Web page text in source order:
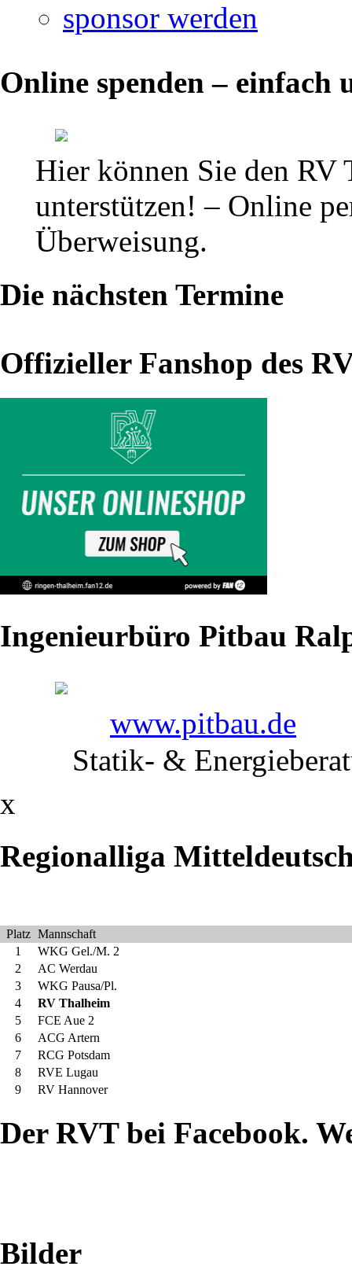
sponsor werden
Online spenden – einfach
Hier können Sie den RV
unterstützen! – Online
Überweisung.
Die nächsten Termine
Offizieller Fanshop des
Ingenieurbüro Pitbau
www.pitbau.de
Statik- &
x
Regionalliga
Platz Mannschaft
1
WKG Gel./M. 2
2
AC Werdau
3
WKG Pausa/Pl.
4
RV Thalheim
5
FCE Aue 2
6
ACG Artern
7
RCG Potsdam
8
RVE Lugau
9
RV Hannover
Der RVT bei Facebook.
Bilder
Neuwahl
Vorstandes
Mitgliederversammlung
(20.06.16)
RVT-
hat
neuen
Schriftführer
Bei
alljährlichen
des
Thalheim
Vereinslokal
Paradies"
Zwönitzer
Ortsteil
Brünlos
stand
nicht
nur
des